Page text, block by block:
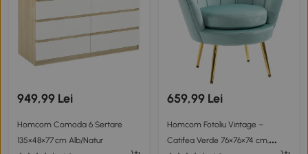
949,99 Lei
Homcom Comoda 6 Sertare
135×48×77 cm Alb/Natur
659,99 Lei
Homcom Fotoliu Vintage –
Catifea Verde 76×76×74 cm,